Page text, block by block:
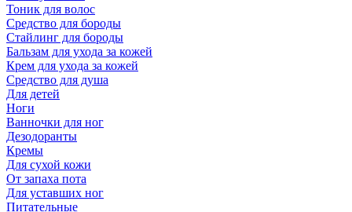
Тоник для волос
Средство для бороды
Стайлинг для бороды
Бальзам для ухода за кожей
Крем для ухода за кожей
Средство для душа
Для детей
Ноги
Ванночки для ног
Дезодоранты
Кремы
Для сухой кожи
От запаха пота
Для уставших ног
Питательные